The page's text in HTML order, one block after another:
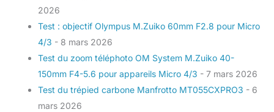
2026
Test : objectif Olympus M.Zuiko 60mm F2.8 pour Micro
4/3 - 8 mars 2026
Test du zoom téléphoto OM System M.Zuiko 40-
150mm F4-5.6 pour appareils Micro 4/3 - 7 mars 2026
Test du trépied carbone Manfrotto MT055CXPRO3 - 6
mars 2026